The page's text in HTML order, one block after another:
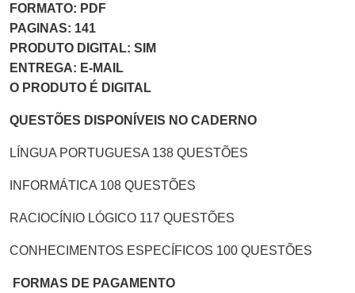
FORMATO: PDF
PAGINAS: 141
PRODUTO DIGITAL: SIM
ENTREGA: E-MAIL
O PRODUTO É DIGITAL
QUESTÕES DISPONÍVEIS NO CADERNO
LÍNGUA PORTUGUESA 138 QUESTÕES
INFORMÁTICA 108 QUESTÕES
RACIOCÍNIO LÓGICO 117 QUESTÕES
CONHECIMENTOS ESPECÍFICOS 100 QUESTÕES
FORMAS DE PAGAMENTO